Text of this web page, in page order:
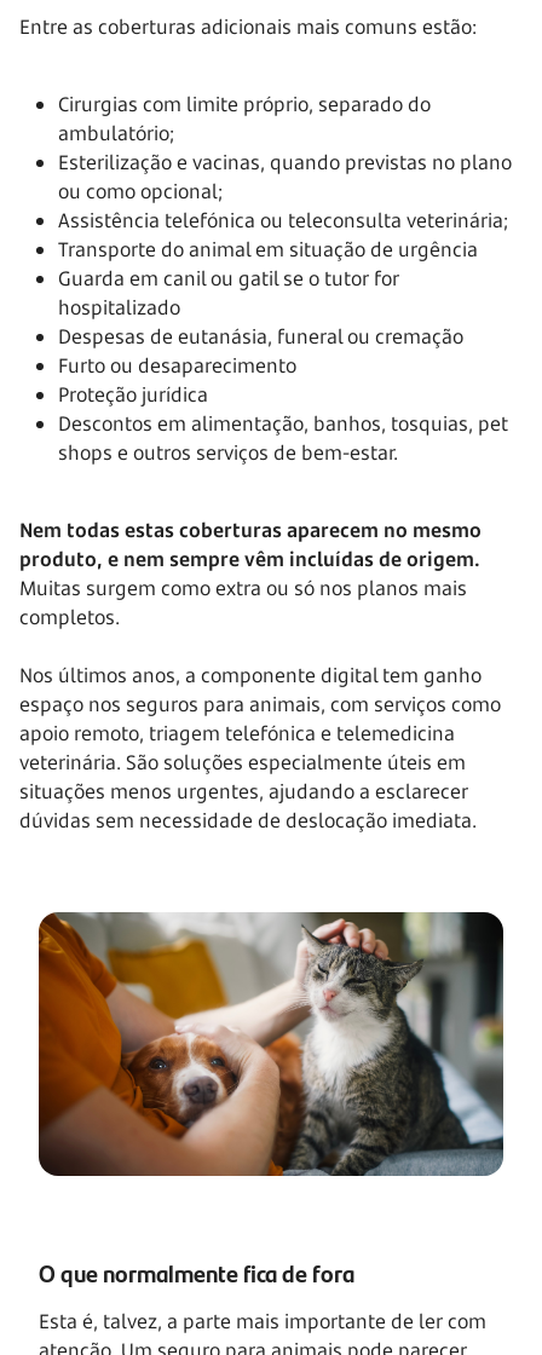
Entre as coberturas adicionais mais comuns estão:
Cirurgias com limite próprio, separado do
ambulatório;
Esterilização e vacinas, quando previstas no plano
ou como opcional;
Assistência telefónica ou teleconsulta veterinária;
Transporte do animal em situação de urgência
Guarda em canil ou gatil se o tutor for
hospitalizado
Despesas de eutanásia, funeral ou cremação
Furto ou desaparecimento
Proteção jurídica
Descontos em alimentação, banhos, tosquias, pet
shops e outros serviços de bem-estar.
Nem todas estas coberturas aparecem no mesmo
produto, e nem sempre vêm incluídas de origem.
Muitas surgem como extra ou só nos planos mais
completos.
Nos últimos anos, a componente digital tem ganho
espaço nos seguros para animais, com serviços como
apoio remoto, triagem telefónica e telemedicina
veterinária. São soluções especialmente úteis em
situações menos urgentes, ajudando a esclarecer
dúvidas sem necessidade de deslocação imediata.
O que normalmente fica de fora
Esta é, talvez, a parte mais importante de ler com